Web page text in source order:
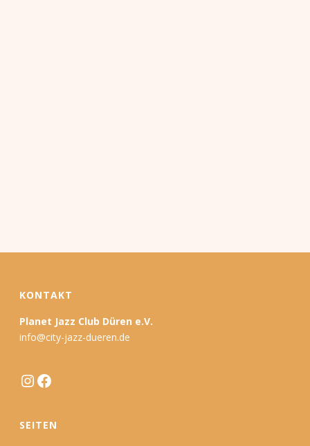
KONTAKT
Planet Jazz Club Düren e.V.
info@city-jazz-dueren.de
Instagram
Facebook
SEITEN